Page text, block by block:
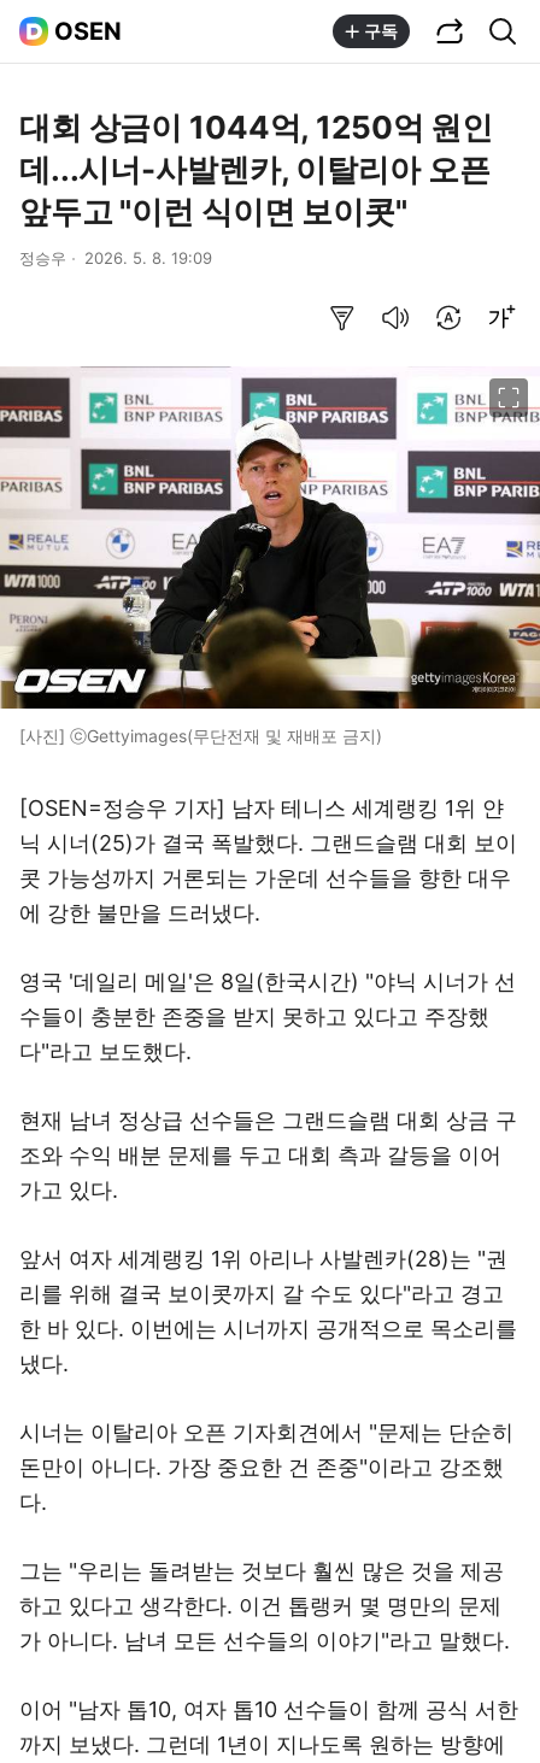
OSEN 구독
대회 상금이 1044억, 1250억 원인
데...시너-사발렌카, 이탈리아 오픈
앞두고 "이런 식이면 보이콧"
정승우 2026. 5. 8. 19:09
[사진] ⓒGettyimages(무단전재 및 재배포 금지)
[OSEN=정승우 기자] 남자 테니스 세계랭킹 1위 얀
닉 시너(25)가 결국 폭발했다. 그랜드슬램 대회 보이
콧 가능성까지 거론되는 가운데 선수들을 향한 대우
에 강한 불만을 드러냈다.
영국 '데일리 메일'은 8일(한국시간) "야닉 시너가 선
수들이 충분한 존중을 받지 못하고 있다고 주장했
다"라고 보도했다.
현재 남녀 정상급 선수들은 그랜드슬램 대회 상금 구
조와 수익 배분 문제를 두고 대회 측과 갈등을 이어
가고 있다.
앞서 여자 세계랭킹 1위 아리나 사발렌카(28)는 "권
리를 위해 결국 보이콧까지 갈 수도 있다"라고 경고
한 바 있다. 이번에는 시너까지 공개적으로 목소리를
냈다.
시너는 이탈리아 오픈 기자회견에서 "문제는 단순히
돈만이 아니다. 가장 중요한 건 존중"이라고 강조했
다.
그는 "우리는 돌려받는 것보다 훨씬 많은 것을 제공
하고 있다고 생각한다. 이건 톱랭커 몇 명만의 문제
가 아니다. 남녀 모든 선수들의 이야기"라고 말했다.
이어 "남자 톱10, 여자 톱10 선수들이 함께 공식 서한
까지 보냈다. 그런데 1년이 지나도록 원하는 방향에